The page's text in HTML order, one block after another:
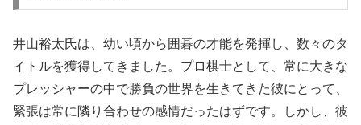
井山裕太氏は、幼い頃から囲碁の才能を発揮し、数々のタ
イトルを獲得してきました。プロ棋士として、常に大きな
プレッシャーの中で勝負の世界を生きてきた彼にとって、
緊張は常に隣り合わせの感情だったはずです。しかし、彼